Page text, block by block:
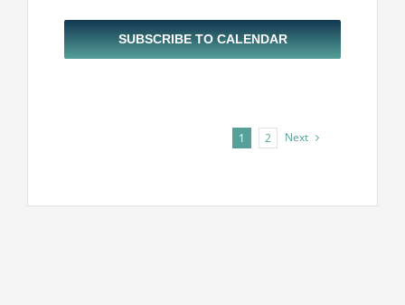
SUBSCRIBE TO CALENDAR
1 2 Next